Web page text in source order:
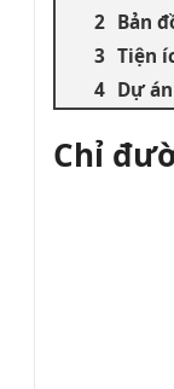
Bản
Tiện
Dự
Chỉ